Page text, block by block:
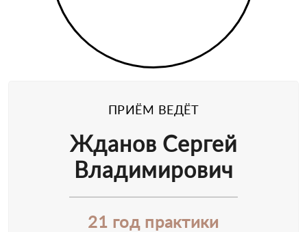
ПРИЁМ ВЕДЁТ
Жданов Сергей
Владимирович
21 год практики